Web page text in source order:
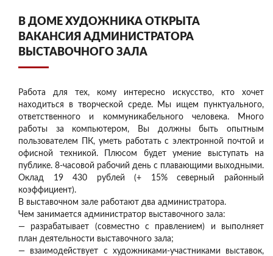
В ДОМЕ ХУДОЖНИКА ОТКРЫТА
ВАКАНСИЯ АДМИНИСТРАТОРА
ВЫСТАВОЧНОГО ЗАЛА
Работа для тех, кому интересно искусство, кто хочет
находиться в творческой среде. Мы ищем пунктуального,
ответственного и коммуникабельного человека. Много
работы за компьютером, Вы должны быть опытным
пользователем ПК, уметь работать с электронной почтой и
офисной техникой. Плюсом будет умение выступать на
публике. 8-часовой рабочий день с плавающими выходными.
Оклад 19 430 рублей (+ 15% северный районный
коэффициент).
В выставочном зале работают два администратора.
Чем занимается администратор выставочного зала:
— разрабатывает (совместно с правлением) и выполняет
план деятельности выставочного зала;
— взаимодействует с художниками-участниками выставок,